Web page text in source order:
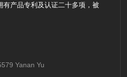
有产品专利及认证二十多项，被
Yanan Yu